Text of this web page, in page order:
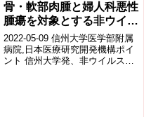
骨・軟部肉腫と婦人科悪性
腫瘍を対象とする非ウイル
ス遺伝子改変HER2 CAR-
T細胞の医師主導治験開始
2022-05-09 信州大学医学部附属
病院,日本医療研究開発機構ポイ
ント 信州大学発、非ウイルス遺